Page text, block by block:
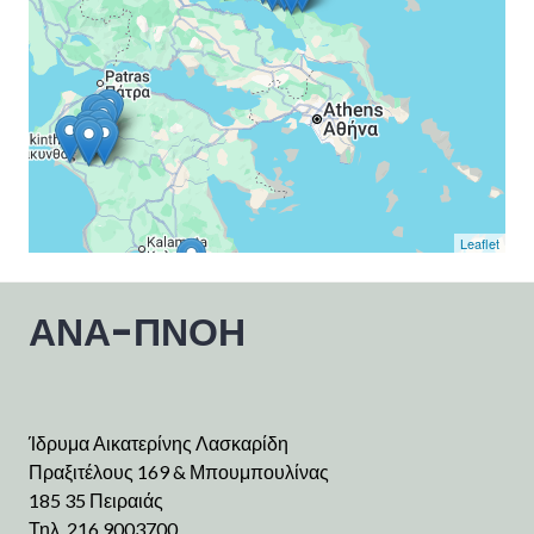
Leaflet
ΑΝΑ-ΠΝΟΗ
Ίδρυμα Αικατερίνης Λασκαρίδη
Πραξιτέλους 169 & Μπουμπουλίνας
185 35 Πειραιάς
Τηλ. 216 9003700